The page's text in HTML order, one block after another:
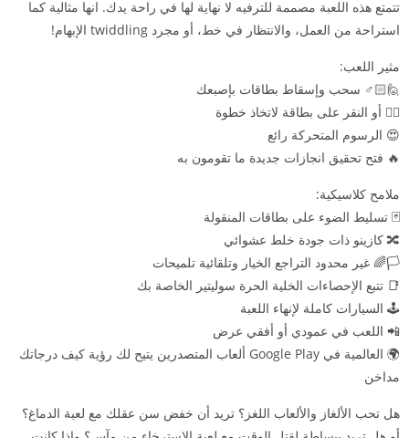
تتمتع هذه اللعبة مصممة للترفيه لا نهاية لها في راحة يدك. انها مثالية كما
استراحة من العمل، والانتظار في خط، أو مجرد twiddling الإبهام!
مثير اللعب:
🙋🏻♂️ سحب وإسقاط بطاقات بإصبعك
👈🏻 أو النقر على بطاقة لاتخاذ خطوة
😍 الرسوم المتحركة رائع
🔥 فتح تحقيق انجازات جديدة ما تقومون به
ملامح كلاسيكية:
🃏 تسليط الضوء على بطاقات المنقولة
🔀 كازينو ذات جودة خلط عشوائي
🏳️🌈 غير محدود التراجع الخيار وتلقائية تلميحات
📑 تتبع الإحصاءات الخلية الحرة سوليتير الخاصة بك
🕹️ السيارات كاملة لإنهاء اللعبة
📲 اللعب في عمودي أو أفقي عرض
🌍 العالمية في Google Play ألعاب المتصدرين يتيح لك رؤية كيف درجاتك
مداخن
هل تحب الألغاز والألعاب اللغز؟ تريد أن خفض سن عقلك مع لعبة الدماغ؟